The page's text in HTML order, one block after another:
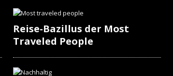
Reise-Bazillus der Most
Traveled People